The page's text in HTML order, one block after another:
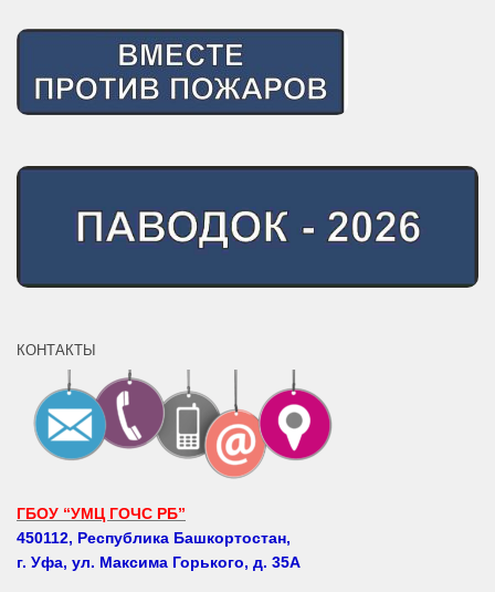
КОНТАКТЫ
ГБОУ “УМЦ ГОЧС РБ”
450112, Республика Башкортостан,
г. Уфа, ул. Максима Горького, д. 35А